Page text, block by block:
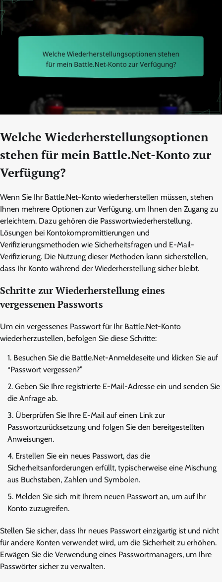
Welche Wiederherstellungsoptionen
stehen für mein Battle.Net-Konto zur
Verfügung?
Wenn Sie Ihr Battle.Net-Konto wiederherstellen müssen, stehen
Ihnen mehrere Optionen zur Verfügung, um Ihnen den Zugang zu
erleichtern. Dazu gehören die Passwortwiederherstellung,
Lösungen bei Kontokompromittierungen und
Verifizierungsmethoden wie Sicherheitsfragen und E-Mail-
Verifizierung. Die Nutzung dieser Methoden kann sicherstellen,
dass Ihr Konto während der Wiederherstellung sicher bleibt.
Schritte zur Wiederherstellung eines
vergessenen Passworts
Um ein vergessenes Passwort für Ihr Battle.Net-Konto
wiederherzustellen, befolgen Sie diese Schritte:
Besuchen Sie die Battle.Net-Anmeldeseite und klicken Sie auf
“Passwort vergessen?”
Geben Sie Ihre registrierte E-Mail-Adresse ein und senden Sie
die Anfrage ab.
Überprüfen Sie Ihre E-Mail auf einen Link zur
Passwortzurücksetzung und folgen Sie den bereitgestellten
Anweisungen.
Erstellen Sie ein neues Passwort, das die
Sicherheitsanforderungen erfüllt, typischerweise eine Mischung
aus Buchstaben, Zahlen und Symbolen.
Melden Sie sich mit Ihrem neuen Passwort an, um auf Ihr
Konto zuzugreifen.
Stellen Sie sicher, dass Ihr neues Passwort einzigartig ist und nicht
für andere Konten verwendet wird, um die Sicherheit zu erhöhen.
Erwägen Sie die Verwendung eines Passwortmanagers, um Ihre
Passwörter sicher zu verwalten.